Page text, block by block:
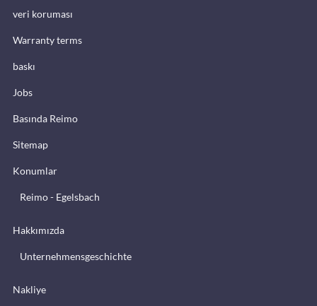
veri koruması
Warranty terms
baskı
Jobs
Basında Reimo
Sitemap
Konumlar
Reimo - Egelsbach
Hakkımızda
Unternehmensgeschichte
Nakliye